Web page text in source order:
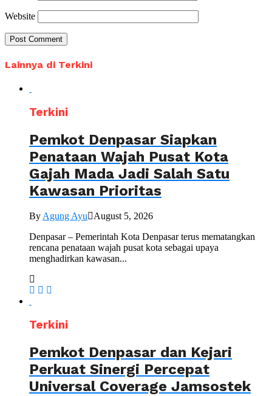
Website
Lainnya di Terkini
Terkini
Pemkot Denpasar Siapkan
Penataan Wajah Pusat Kota
Gajah Mada Jadi Salah Satu
Kawasan Prioritas
ByAgung Ayu August 5, 2026
Denpasar – Pemerintah Kota Denpasar terus mematangkan
rencana penataan wajah pusat kota sebagai upaya
menghadirkan kawasan...
Terkini
Pemkot Denpasar dan Kejari
Perkuat Sinergi Percepat
Universal Coverage Jamsostek